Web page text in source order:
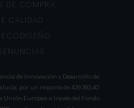
DE COMPRA
CALIDAD
ECODISEÑO
de Innovación y Desarrollo de
por un importe de 429.393,40
Unión Europea a través del Fondo